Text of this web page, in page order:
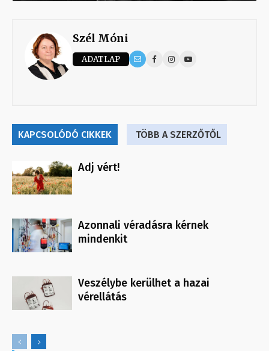
Szél Móni
ADATLAP
KAPCSOLÓDÓ CIKKEK TÖBB A SZERZŐTŐL
Adj vért!
Azonnali véradásra kérnek
mindenkit
Veszélybe kerülhet a hazai
vérellátás